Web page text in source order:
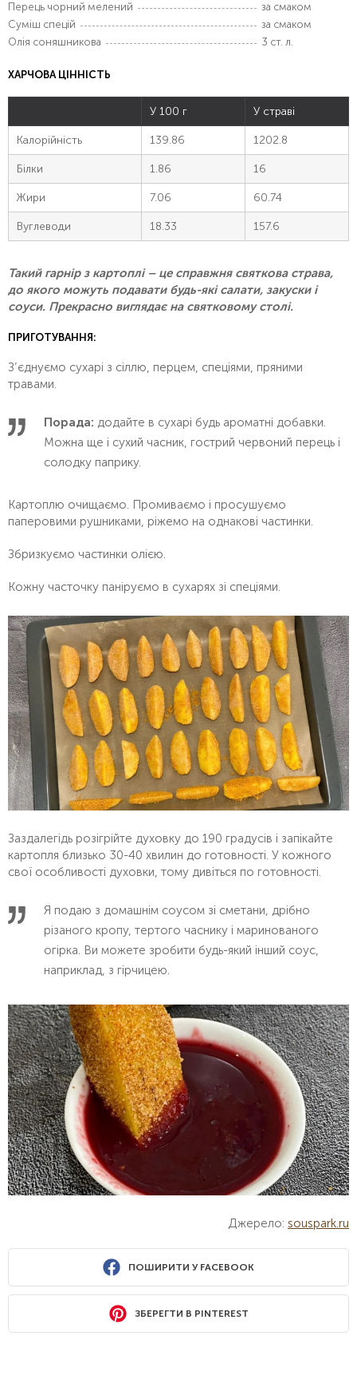
Перець чорний мелений
за смаком
Суміш спецій
за смаком
Олія соняшникова
3 ст. л.
ХАРЧОВА ЦІННІСТЬ
У 100 г У страві
Калорійність 139.86 1202.8
Білки 1.86 16
Жири 7.06 60.74
Вуглеводи 18.33 157.6
Такий гарнір з картоплі – це справжня святкова страва,
до якого можуть подавати будь-які салати, закуски і
соуси. Прекрасно виглядає на святковому столі.
ПРИГОТУВАННЯ:
З’єднуємо сухарі з сіллю, перцем, спеціями, пряними
травами.
Порада: додайте в сухарі будь ароматні добавки.
Можна ще і сухий часник, гострий червоний перець і
солодку паприку.
Картоплю очищаємо. Промиваємо і просушуємо
паперовими рушниками, ріжемо на однакові частинки.
Збризкуємо частинки олією.
Кожну часточку паніруємо в сухарях зі спеціями.
Заздалегідь розігрійте духовку до 190 градусів і запікайте
картопля близько 30-40 хвилин до готовності. У кожного
свої особливості духовки, тому дивіться по готовності.
Я подаю з домашнім соусом зі сметани, дрібно
різаного кропу, тертого часнику і маринованого
огірка. Ви можете зробити будь-який інший соус,
наприклад, з гірчицею.
Джерело: souspark.ru
ПОШИРИТИ У FACEBOOK
ЗБЕРЕГТИ В PINTEREST